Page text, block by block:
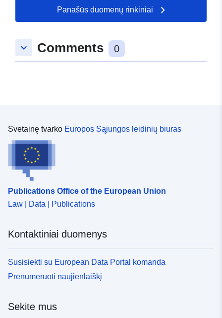
49.4029 ], [ 8.41985,
Rūšis:
Panašūs duomenų rinkiniai
keyboard_arrow_down Comments 0
Svetainę tvarko Europos Sąjungos leidinių biuras
Publications Office of the European Union
Law | Data | Publications
Kontaktiniai duomenys
Susisiekti su European Data Portal komanda
Prenumeruoti naujienlaiškį
Sekite mus